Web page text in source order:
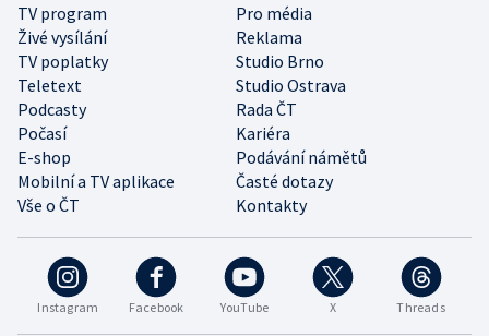
Instagram Facebook YouTube X Threads
TV program
Pro média
Živé vysílání
Reklama
TV poplatky
Studio Brno
Teletext
Studio Ostrava
Podcasty
Rada ČT
Počasí
Kariéra
E-shop
Podávání námětů
Mobilní a TV aplikace
Časté dotazy
Vše o ČT
Kontakty